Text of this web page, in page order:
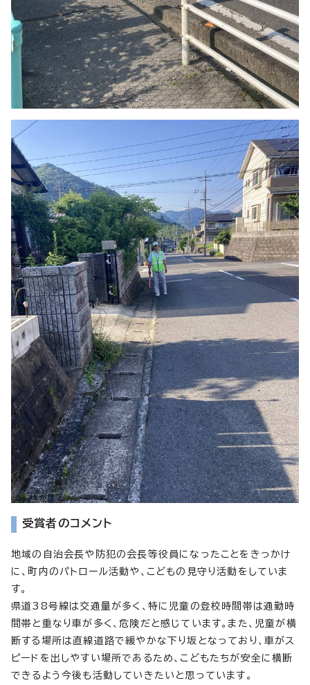
受賞者のコメント
地域の自治会長や防犯の会長等役員になったことをきっかけ
に、町内のパトロール活動や、こどもの見守り活動をしていま
す。
県道38号線は交通量が多く、特に児童の登校時間帯は通勤時
間帯と重なり車が多く、危険だと感じています。また、児童が横
断する場所は直線道路で緩やかな下り坂となっており、車がス
ピードを出しやすい場所であるため、こどもたちが安全に横断
できるよう今後も活動していきたいと思っています。